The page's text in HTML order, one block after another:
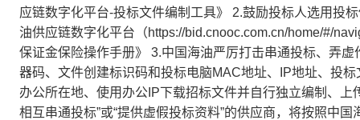
应链数字化平台-投标文件编制工具》 2.鼓励投标人选用投
油供应链数字化平台（https://bid.cnooc.com.cn/home/#/
保证金保险操作手册》 3.中国海油严厉打击串通投标、弄
器码、文件创建标识码和投标电脑MAC地址、IP地址、投
办公所在地、使用办公IP下载招标文件并自行独立编制、上
相互串通投标”或“提供虚假投标资料”的供应商，将按照中